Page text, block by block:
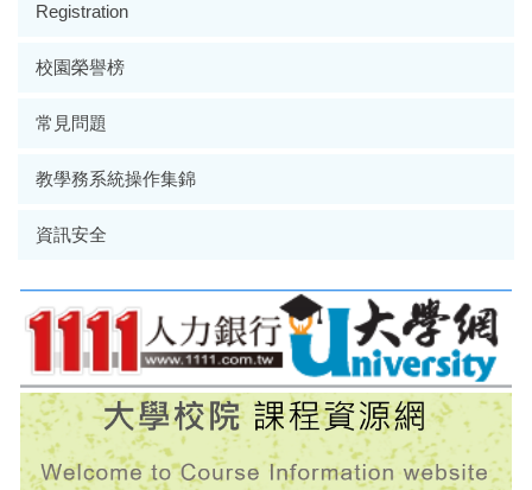
Registration
校園榮譽榜
常見問題
教學務系統操作集錦
資訊安全